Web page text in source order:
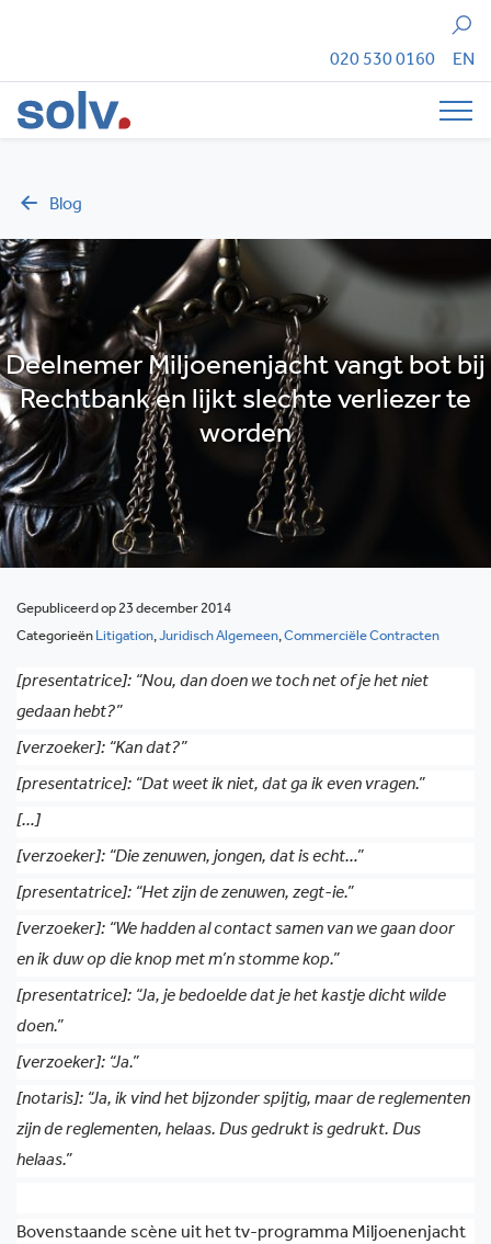
Zoeken
020 530 0160 EN
Blog
Deelnemer Miljoenenjacht vangt bot bij
Rechtbank en lijkt slechte verliezer te
worden
Gepubliceerd op 23 december 2014
Categorieën Litigation,Juridisch Algemeen,Commerciële Contracten
[presentatrice]: “Nou, dan doen we toch net of je het niet
gedaan hebt?”
[verzoeker]: “Kan dat?”
[presentatrice]: “Dat weet ik niet, dat ga ik even vragen.”
[…]
[verzoeker]: “Die zenuwen, jongen, dat is echt…”
[presentatrice]: “Het zijn de zenuwen, zegt-ie.”
[verzoeker]: “We hadden al contact samen van we gaan door
en ik duw op die knop met m’n stomme kop.”
[presentatrice]: “Ja, je bedoelde dat je het kastje dicht wilde
doen.”
[verzoeker]: “Ja.”
[notaris]: “Ja, ik vind het bijzonder spijtig, maar de reglementen
zijn de reglementen, helaas. Dus gedrukt is gedrukt. Dus
helaas.”
Bovenstaande scène uit het tv-programma Miljoenenjacht